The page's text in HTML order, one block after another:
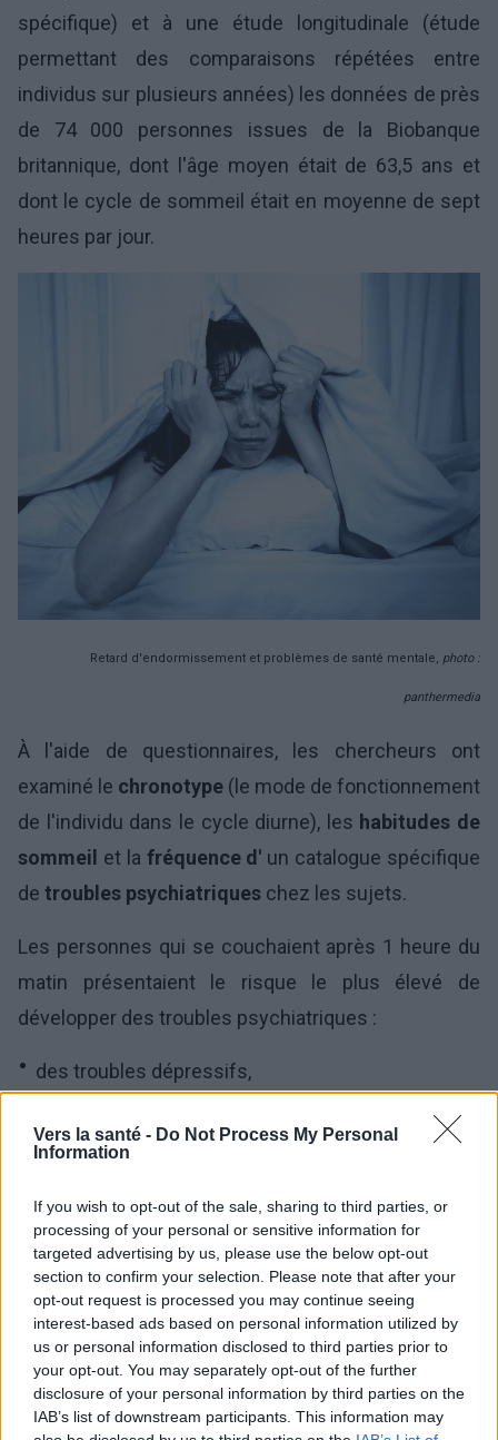
Vers la santé - Do Not Process My Personal
Information
If you wish to opt-out of the sale, sharing to third parties, or
processing of your personal or sensitive information for
targeted advertising by us, please use the below opt-out
section to confirm your selection. Please note that after your
opt-out request is processed you may continue seeing
interest-based ads based on personal information utilized by
us or personal information disclosed to third parties prior to
your opt-out. You may separately opt-out of the further
disclosure of your personal information by third parties on the
IAB’s list of downstream participants. This information may
spécifique) et à une étude longitudinale (étude
permettant des comparaisons répétées entre
individus sur plusieurs années) les données de près
de 74 000 personnes issues de la Biobanque
britannique, dont l'âge moyen était de 63,5 ans et
dont le cycle de sommeil était en moyenne de sept
heures par jour.
Retard d'endormissement et problèmes de santé mentale, photo :
panthermedia
À l'aide de questionnaires, les chercheurs ont
examiné le chronotype (le mode de fonctionnement
de l'individu dans le cycle diurne), les habitudes de
sommeil et la fréquence d' un catalogue spécifique
de troubles psychiatriques chez les sujets.
Les personnes qui se couchaient après 1 heure du
matin présentaient le risque le plus élevé de
développer des troubles psychiatriques :
des troubles dépressifs,
troubles neurodéveloppementaux et troubles
Le risque le plus faible a été observé chez les
personnes qui s'endormaient le plus tôt et se
réveillaient le matin.
Les résultats de l'analyse ont surpris les
chercheurs, qui avaient supposé que les personnes